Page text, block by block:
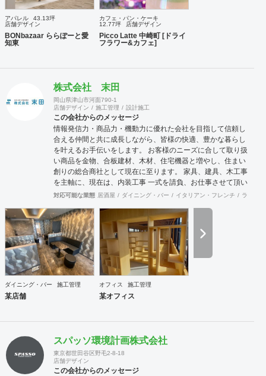
アパレル
43.13坪
店舗デザイン
BONbazaar ららぽーと愛
知東
カフェ・パン・ケーキ
12.77坪
店舗デザイン
Picco Latte 中崎町 [ドライ
フラワー&カフェ]
株式会社 末田
岡山県津山市河面790-1
店舗デザイン
施工管理 設計施工
この会社からのメッセージ
情報発信力・商品力・機動力に優れた会社を目指して信頼し
合える仲間と共に成長しながら、皆様の快適、豊かな暮らし
を叶えるお手伝いをします。 お客様のニーズに合して取り扱
い商品を金物、合板建材、木材、住宅機器と増やし、住まい
創りの総合商社として現在に至ります。 家具、建具、木工事
を主軸に、現在は、内装工事 一式を請負、お仕事させて頂い
ております。 お客様に接するときも、実直に仕事と向き合う
の原点を基盤に、人に優しい住空間の創出の実現に向け、積
極的行動、目標と達成、社内外の信頼できる仲間とお互いを
高めながら、業界全体の底上げ、活性化に努め成長していき
たいと思います。
対応可能な業態 居酒屋 ダイニング・バー イタリアン・フレンチ ラーメ
ダイニング・バー 施工管理
某店舗
オフィス 施工管理
某オフィス
スパッソ環境計画株式会社
東京都世田谷区野毛2-8-18
店舗デザイン
この会社からのメッセージ